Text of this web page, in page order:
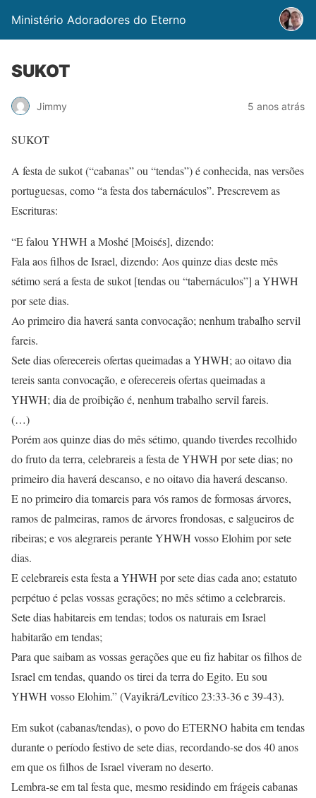
Ministério Adoradores do Eterno
SUKOT
Jimmy 5 anos atrás
SUKOT
A festa de sukot (“cabanas” ou “tendas”) é conhecida, nas versões
portuguesas, como “a festa dos tabernáculos”. Prescrevem as
Escrituras:
“E falou YHWH a Moshé [Moisés], dizendo:
Fala aos filhos de Israel, dizendo: Aos quinze dias deste mês
sétimo será a festa de sukot [tendas ou “tabernáculos”] a YHWH
por sete dias.
Ao primeiro dia haverá santa convocação; nenhum trabalho servil
fareis.
Sete dias oferecereis ofertas queimadas a YHWH; ao oitavo dia
tereis santa convocação, e oferecereis ofertas queimadas a
YHWH; dia de proibição é, nenhum trabalho servil fareis.
(…)
Porém aos quinze dias do mês sétimo, quando tiverdes recolhido
do fruto da terra, celebrareis a festa de YHWH por sete dias; no
primeiro dia haverá descanso, e no oitavo dia haverá descanso.
E no primeiro dia tomareis para vós ramos de formosas árvores,
ramos de palmeiras, ramos de árvores frondosas, e salgueiros de
ribeiras; e vos alegrareis perante YHWH vosso Elohim por sete
dias.
E celebrareis esta festa a YHWH por sete dias cada ano; estatuto
perpétuo é pelas vossas gerações; no mês sétimo a celebrareis.
Sete dias habitareis em tendas; todos os naturais em Israel
habitarão em tendas;
Para que saibam as vossas gerações que eu fiz habitar os filhos de
Israel em tendas, quando os tirei da terra do Egito. Eu sou
YHWH vosso Elohim.” (Vayikrá/Levítico 23:33-36 e 39-43).
Em sukot (cabanas/tendas), o povo do ETERNO habita em tendas
durante o período festivo de sete dias, recordando-se dos 40 anos
em que os filhos de Israel viveram no deserto.
Lembra-se em tal festa que, mesmo residindo em frágeis cabanas